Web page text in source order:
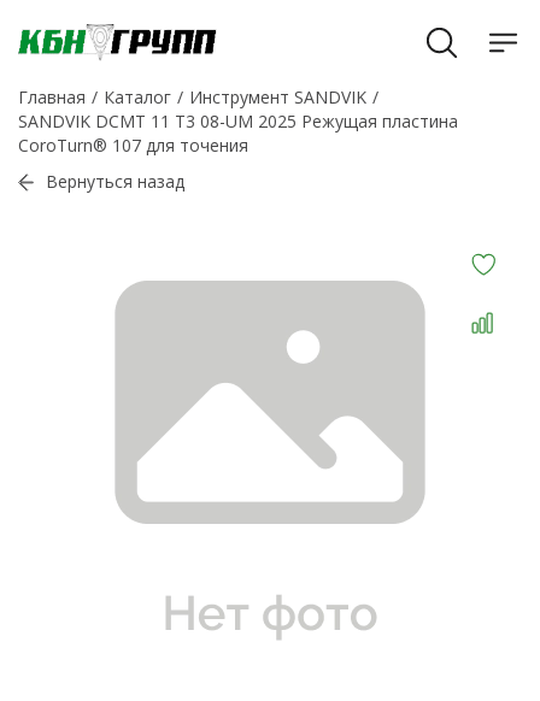
Главная Каталог
Инструмент SANDVIK
SANDVIK DCMT 11 T3 08-UM 2025 Режущая пластина
CoroTurn® 107 для точения
Вернуться назад